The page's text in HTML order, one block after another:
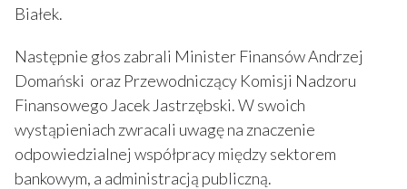
Białek.
Następnie głos zabrali Minister Finansów Andrzej
Domański oraz Przewodniczący Komisji Nadzoru
Finansowego Jacek Jastrzębski. W swoich
wystąpieniach zwracali uwagę na znaczenie
odpowiedzialnej współpracy między sektorem
bankowym, a administracją publiczną.